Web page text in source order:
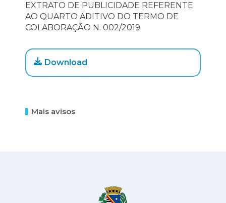
EXTRATO DE PUBLICIDADE REFERENTE
AO QUARTO ADITIVO DO TERMO DE
COLABORAÇÃO N. 002/2019.
Download
Mais avisos